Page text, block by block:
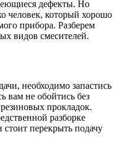
дефекты. Но
человек, который хорошо
прибора. Разберем
видов смесителей.
необходимо запастись
вам не обойтись без
прокладок.
разборке
стоит перекрыть подачу